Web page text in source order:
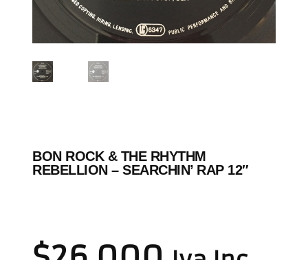
BON ROCK & THE RHYTHM
REBELLION – SEARCHIN’ RAP 12″